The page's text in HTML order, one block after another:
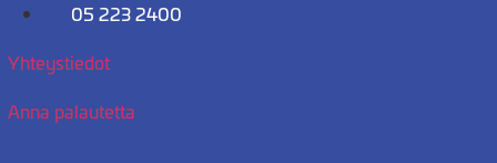
Mene
05 223 2400
Yhteystiedot
Anna palautetta